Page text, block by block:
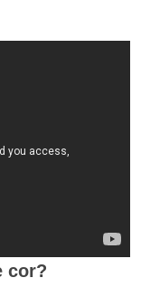
cor?